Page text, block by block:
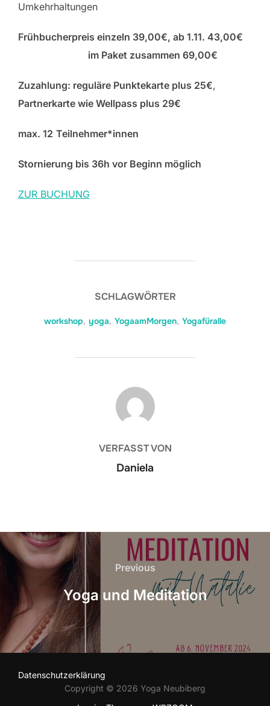
Umkehrhaltungen
Frühbucherpreis einzeln 39,00€, ab 1.11. 43,00€
im Paket zusammen 69,00€
Zuzahlung: reguläre Punktekarte plus 25€,
Partnerkarte wie Wellpass plus 29€
max. 12 Teilnehmer*innen
Stornierung bis 36h vor Beginn möglich
ZUR BUCHUNG
SCHLAGWÖRTER
workshop, yoga, YogaamMorgen, Yogafüralle
BEITRAGSAUTOR
VERFASST VON
Daniela
Beitragsnavigation
Previous
Previous
Yoga und Meditation
Datenschutzerklärung
Copyright © 2026 Yoga Neubiberg